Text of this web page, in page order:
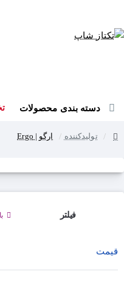
دسته بندی محصولات
تولیدکننده ارگو | Ergo
فیلتر
قیمت